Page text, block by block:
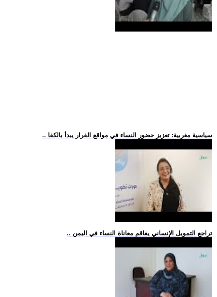
.. سياسية مغربية: تعزيز حضور النساء في مواقع القرار يبدأ بالكفا
.. تراجع التمويل الإنساني يفاقم معاناة النساء في اليمن